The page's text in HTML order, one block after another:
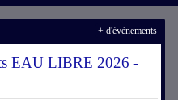
EAU LIBRE 2026 -
+ d'évènements